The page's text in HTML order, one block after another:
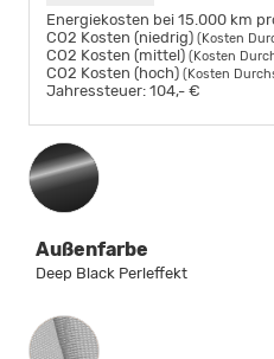
Energiekosten bei 15.000 km
CO2 Kosten (niedrig) (Kosten
CO2 Kosten (mittel) (Kosten
CO2 Kosten (hoch) (Kosten
Jahressteuer: 104,- €
Außenfarbe
Deep Black Perleffekt
Innenausstattung